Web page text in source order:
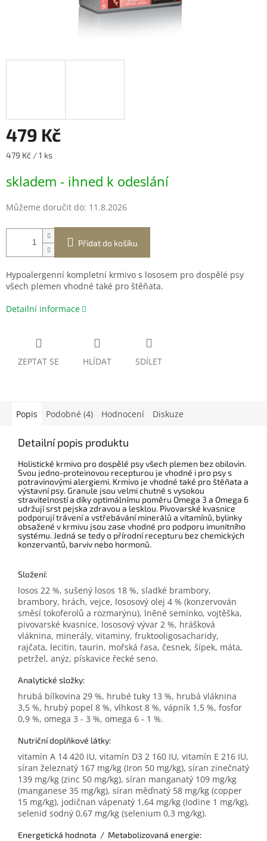
479 Kč
Měrná
479 Kč / 1 ks
skladem - ihned k odeslání
Můžeme doručit do: 11.8.2026
Přidat do košíku
Hypoalergenní kompletní krmivo s lososem pro dospělé psy
všech plemen vhodné také pro štěňata.
Detailní informace
ZEPTAT SE HLÍDAT SDÍLET
Popis Podobné (4) Hodnocení Diskuze
Detailní popis produktu
Holistické krmivo pro dospělé psy všech plemen bez obilovin.
Svou jedno-proteinovou recepturou je vhodné i pro psy s
potravinovými alergiemi. Krmivo je vhodné také pro štěňata a
výstavní psy.Granule jsou velmi chutné s vysokou
stravitelností a díky optimálnímu poměru Omega 3 a Omega 6
udržují srst pejska zdravou a lesklou. Pivovarské kvasnice
podporují trávení a vstřebávání minerálů a vitamínů, bylinky
obsažené v krmivu jsou zase vhodné pro podporu imunitního
systému. Jedná se tedy o přírodní recepturu bez chemických
konzervantů, barviv nebo hormonů.
Složení:
losos 22 %, sušený losos 18 %, sladké brambory,
brambory, hrách, vejce, lososový olej 4 % (konzervován
směsí tokoferolů a rozmarýnu), lněné semínko, vojtěška,
pivovarské kvasnice, lososový vývar 2 %, hrášková
vláknina, minerály, vitaminy, fruktooligosacharidy,
rajčata, lecitin, taurin, mořská řasa, česnek, šípek, máta,
petržel, anýz, pískavice řecké seno.
Analytické složky:
hrubá bílkovina 29 %, hrubé tuky 13 %, hrubá vláknina
3,5 %, hrubý popel 8 %, vlhkost 8 %, vápník 1,5 %, fosfor
0,9 %, omega 3 - 3 %, omega 6 - 1 %.
Nutriční doplňkové látky:
vitamín A 14 420 IU, vitamín D3 2 160 IU, vitamín E 216 IU,
síran železnatý 167 mg/kg (Iron 50 mg/kg), síran zinečnatý
139 mg/kg (zinc 50 mg/kg), síran manganatý 109 mg/kg
(manganese 35 mg/kg), síran měďnatý 58 mg/kg (copper
15 mg/kg), jodičnan vápenatý 1,64 mg/kg (Iodine 1 mg/kg),
selenid sodný 0,67 mg/kg (selenium 0,3 mg/kg).
Energetická hodnota / Metabolizovaná energie: